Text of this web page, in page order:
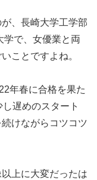
、長崎大学工学部
学で、女優業と両
ことですよね。
年春に合格を果た
遅めのスタート
けながらコツコツ
上に大変だったは